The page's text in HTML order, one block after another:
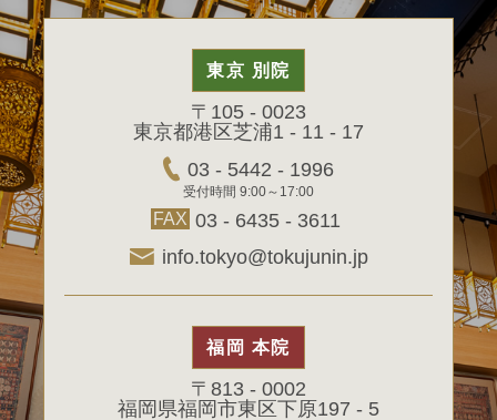
東京 別院
〒105 - 0023
東京都港区芝浦1 - 11 - 17
03 - 5442 - 1996
受付時間 9:00～17:00
FAX 03 - 6435 - 3611
info.tokyo@tokujunin.jp
福岡 本院
〒813 - 0002
福岡県福岡市東区下原197 - 5